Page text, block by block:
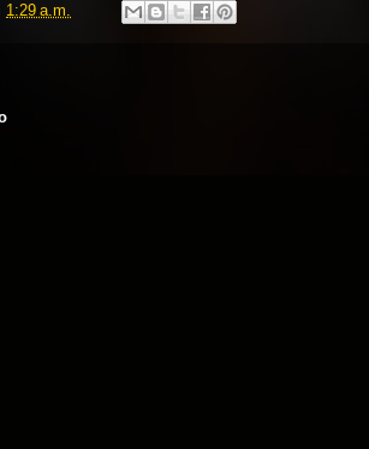
1:29 a.m.